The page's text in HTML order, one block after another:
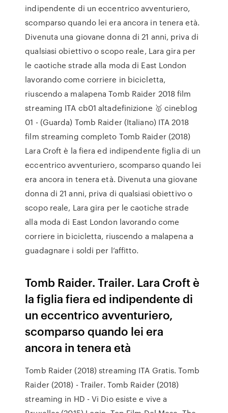
indipendente di un eccentrico avventuriero,
scomparso quando lei era ancora in tenera età.
Divenuta una giovane donna di 21 anni, priva di
qualsiasi obiettivo o scopo reale, Lara gira per
le caotiche strade alla moda di East London
lavorando come corriere in bicicletta,
riuscendo a malapena Tomb Raider 2018 film
streaming ITA cb01 altadefinizione 🥇 cineblog
01 - (Guarda) Tomb Raider (Italiano) ITA 2018
film streaming completo Tomb Raider (2018)
Lara Croft è la fiera ed indipendente figlia di un
eccentrico avventuriero, scomparso quando lei
era ancora in tenera età. Divenuta una giovane
donna di 21 anni, priva di qualsiasi obiettivo o
scopo reale, Lara gira per le caotiche strade
alla moda di East London lavorando come
corriere in bicicletta, riuscendo a malapena a
guadagnare i soldi per l’affitto.
Tomb Raider. Trailer. Lara Croft è
la figlia fiera ed indipendente di
un eccentrico avventuriero,
scomparso quando lei era
ancora in tenera età
Tomb Raider (2018) streaming ITA Gratis. Tomb
Raider (2018) - Trailer. Tomb Raider (2018)
streaming in HD - Vi Dio esiste e vive a